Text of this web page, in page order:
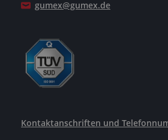
gumex@gumex.de
Kontaktanschriften und